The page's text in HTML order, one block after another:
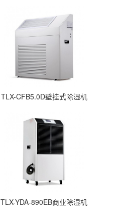
TLX-CFB5.0D壁挂式除湿机
TLX-YDA-890EB商业除湿机